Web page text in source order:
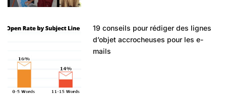
19 conseils pour rédiger des lignes
d’objet accrocheuses pour les e-
mails